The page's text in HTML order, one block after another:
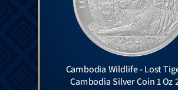
Cambodia Wildlife - Lost
Cambodia Silver Coin 1 Oz